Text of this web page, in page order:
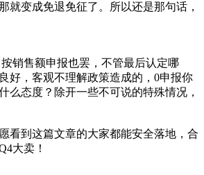
就变成免退免征了。所以还是那句话，
销售额申报也罢，不管最后认定哪
好，客观不理解政策造成的，0申报你
么态度？除开一些不可说的特殊情况，
看到这篇文章的大家都能安全落地，合
大卖！